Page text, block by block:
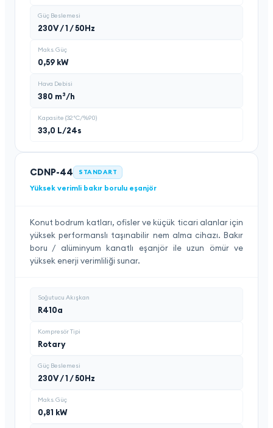
Güç Beslemesi
230V / 1 / 50Hz
Maks. Güç
0,59 kW
Hava Debisi
380 m³/h
Kapasite (32°C/%90)
33,0 L/24s
CDNP-44 STANDART
Yüksek verimli bakır borulu eşanjör
Konut bodrum katları, ofisler ve küçük ticari alanlar için
yüksek performanslı taşınabilir nem alma cihazı. Bakır
boru / alüminyum kanatlı eşanjör ile uzun ömür ve
yüksek enerji verimliliği sunar.
Soğutucu Akışkan
R410a
Kompresör Tipi
Rotary
Güç Beslemesi
230V / 1 / 50Hz
Maks. Güç
0,81 kW